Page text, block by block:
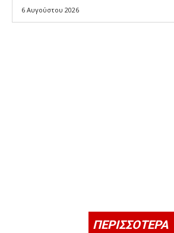
6 Αυγούστου 2026
ΠΕΡΙΣΣΟΤΕΡΑ